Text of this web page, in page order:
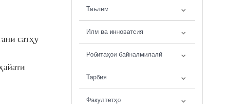
сатҳу
Таълим
Илм ва инноватсия
Робитаҳои байналмилалӣ
Тарбия
Факултетҳо